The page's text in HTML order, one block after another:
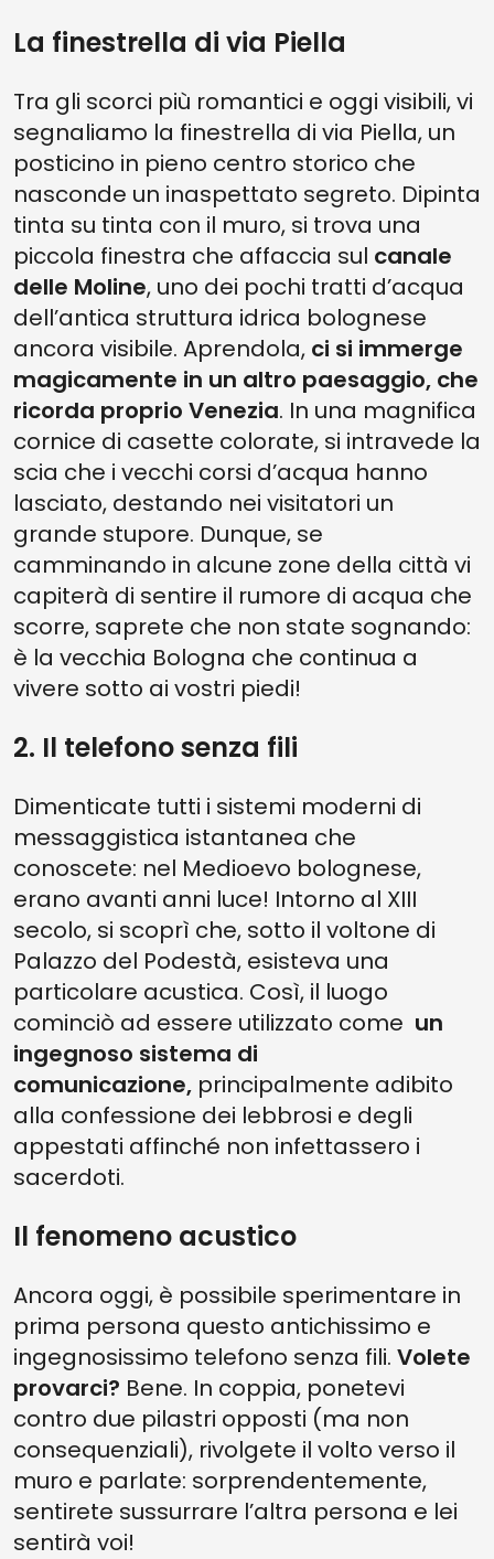
La finestrella di via Piella
Tra gli scorci più romantici e oggi visibili, vi
segnaliamo la finestrella di via Piella, un
posticino in pieno centro storico che
nasconde un inaspettato segreto. Dipinta
tinta su tinta con il muro, si trova una
piccola finestra che affaccia sul canale
delle Moline, uno dei pochi tratti d’acqua
dell’antica struttura idrica bolognese
ancora visibile. Aprendola, ci si immerge
magicamente in un altro paesaggio, che
ricorda proprio Venezia. In una magnifica
cornice di casette colorate, si intravede la
scia che i vecchi corsi d’acqua hanno
lasciato, destando nei visitatori un
grande stupore. Dunque, se
camminando in alcune zone della città vi
capiterà di sentire il rumore di acqua che
scorre, saprete che non state sognando:
è la vecchia Bologna che continua a
vivere sotto ai vostri piedi!
2. Il telefono senza fili
Dimenticate tutti i sistemi moderni di
messaggistica istantanea che
conoscete: nel Medioevo bolognese,
erano avanti anni luce! Intorno al XIII
secolo, si scoprì che, sotto il voltone di
Palazzo del Podestà, esisteva una
particolare acustica. Così, il luogo
cominciò ad essere utilizzato come un
ingegnoso sistema di
comunicazione, principalmente adibito
alla confessione dei lebbrosi e degli
appestati affinché non infettassero i
sacerdoti.
Il fenomeno acustico
Ancora oggi, è possibile sperimentare in
prima persona questo antichissimo e
ingegnosissimo telefono senza fili. Volete
provarci? Bene. In coppia, ponetevi
contro due pilastri opposti (ma non
consequenziali), rivolgete il volto verso il
muro e parlate: sorprendentemente,
sentirete sussurrare l’altra persona e lei
sentirà voi!